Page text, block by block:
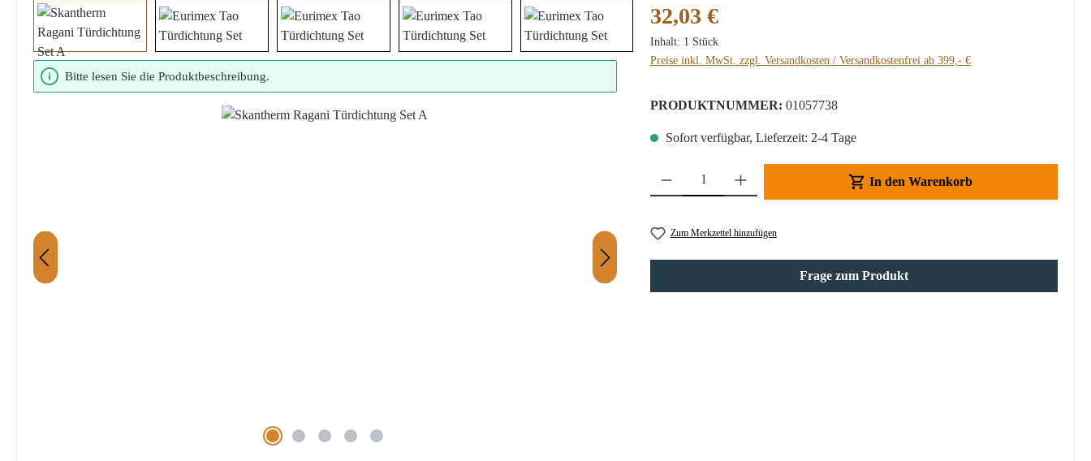
Bildergalerie überspringen
Bitte lesen Sie die Produktbeschreibung.
Regulärer Preis:
32,03 €
Inhalt: 1 Stück
Preise inkl. MwSt. zzgl. Versandkosten / Versandkostenfrei ab 399,- €
PRODUKTNUMMER: 01057738
Sofort verfügbar, Lieferzeit: 2-4 Tage
Produkt Anzahl: Gib den gewünschten Wert ein oder benutze die Schaltflächen um die Anzahl
In den Warenkorb
Zum Merkzettel hinzufügen
Frage zum Produkt